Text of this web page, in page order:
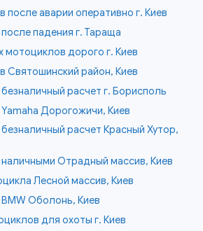
после аварии оперативно г. Киев
падения г. Тараща
мотоциклов дорого г. Киев
Святошинский район, Киев
расчет г. Борисполь
Дорогожичи, Киев
расчет Красный Хутор,
Отрадный массив, Киев
Лесной массив, Киев
Оболонь, Киев
для охоты г. Киев